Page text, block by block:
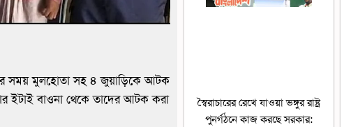
সময় মুলহোতা সহ ৪ জুয়াড়িকে আটক
ইটাই বাওনা থেকে তাদের আটক করা
স্বৈরাচারের রেখে যাওয়া ভঙ্গুর রাষ্ট্র
পুনর্গঠনে কাজ করছে সরকার: